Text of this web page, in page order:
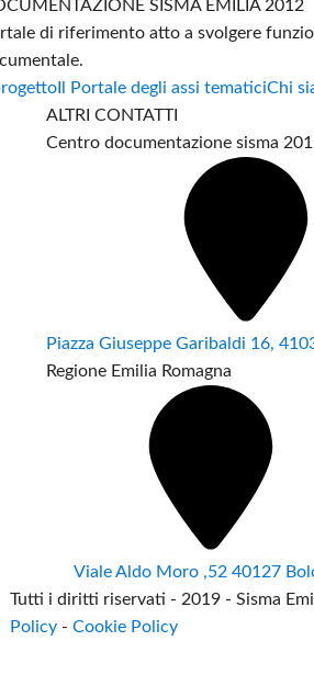
SISMA EMILIA 2012
di riferimento atto a svolgere
Il Portale degli assi tematiciChi
ALTRI CONTATTI
Centro documentazione sisma
Piazza Giuseppe Garibaldi 16,
Regione Emilia Romagna
Viale Aldo Moro ,52 40127
Tutti i diritti riservati - 2019 - Sisma
Policy -Cookie Policy